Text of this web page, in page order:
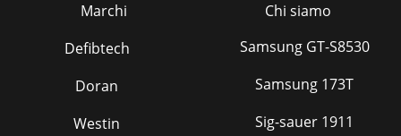
Marchi
Chi siamo
Defibtech
Doran
Westin
Samsung GT-S8530
Samsung 173T
Sig-sauer 1911